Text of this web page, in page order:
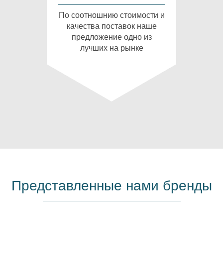
По соотношнию стоимости и
качества поставок наше
предложение одно из
лучших на рынке
Представленные нами бренды